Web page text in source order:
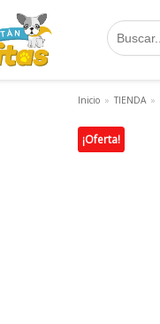
Inicio » TIENDA »
¡Oferta!